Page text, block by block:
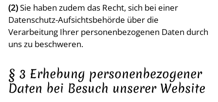
(2)Sie haben zudem das Recht, sich bei einer
Datenschutz-Aufsichtsbehörde über die
Verarbeitung Ihrer personenbezogenen Daten durch
uns zu beschweren.
§ 3 Erhebung personenbezogener
Daten bei Besuch unserer Website